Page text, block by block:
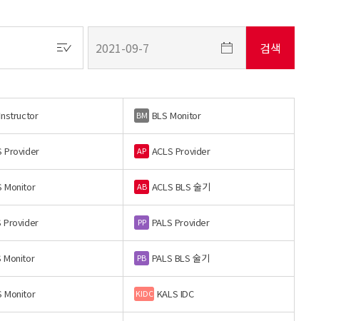
BM BLS Monitor
Provider AP ACLS Provider
Monitor AB ACLS BLS 술기
Provider PP PALS Provider
Monitor PB PALS BLS 술기
Monitor KIDC KALS IDC